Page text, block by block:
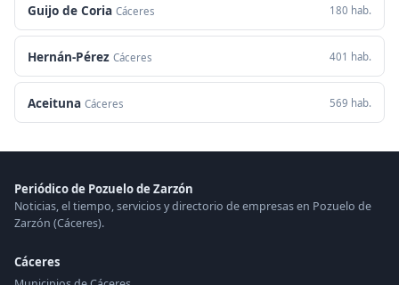
Guijo de Coria Cáceres 180 hab.
Hernán-Pérez Cáceres 401 hab.
Aceituna Cáceres 569 hab.
Periódico de Pozuelo de Zarzón
Noticias, el tiempo, servicios y directorio de empresas en Pozuelo de
Zarzón (Cáceres).
Cáceres